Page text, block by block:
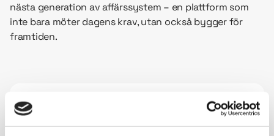
nästa generation av affärssystem – en plattform som
inte bara möter dagens krav, utan också bygger för
framtiden.